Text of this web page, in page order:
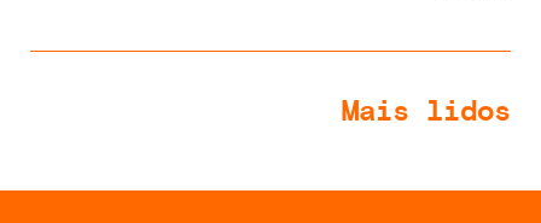
Mais lidos